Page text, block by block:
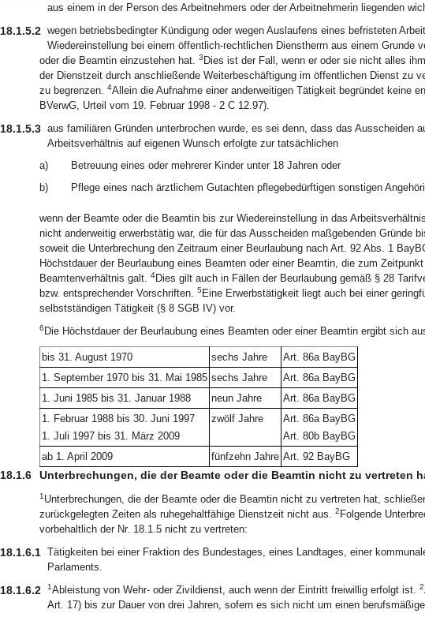
aus einem in der Person des Arbeitnehmers oder der Arbeitnehmerin liegenden
18.1.5.2 wegen betriebsbedingter Kündigung oder wegen Auslaufens eines befristeten
Wiedereinstellung bei einem öffentlich-rechtlichen Dienstherrn aus einem Grunde
oder die Beamtin einzustehen hat. 3 Dies ist der Fall, wenn er oder sie nicht alles
der Dienstzeit durch anschließende Weiterbeschäftigung im öffentlichen Dienst zu
zu begrenzen. 4Allein die Aufnahme einer anderweitigen Tätigkeit begründet keine
BVerwG, Urteil vom 19. Februar 1998 - 2 C 12.97).
18.1.5.3 aus familiären Gründen unterbrochen wurde, es sei denn, dass das Ausscheiden
Arbeitsverhältnis auf eigenen Wunsch erfolgte zur tatsächlichen
a)
Betreuung eines oder mehrerer Kinder unter 18 Jahren oder
b)
Pflege eines nach ärztlichem Gutachten pflegebedürftigen sonstigen
wenn der Beamte oder die Beamtin bis zur Wiedereinstellung in das
nicht anderweitig erwerbstätig war, die für das Ausscheiden maßgebenden Gründe
soweit die Unterbrechung den Zeitraum einer Beurlaubung nach Art. 92 Abs. 1
Höchstdauer der Beurlaubung eines Beamten oder einer Beamtin, die zum
Beamtenverhältnis galt. 4Dies gilt auch in Fällen der Beurlaubung gemäß § 28
bzw. entsprechender Vorschriften. 5 Eine Erwerbstätigkeit liegt auch bei einer
selbstständigen Tätigkeit (§ 8 SGB IV) vor.
6 Die Höchstdauer der Beurlaubung eines Beamten oder einer Beamtin ergibt sich
bis 31. August 1970 sechs Jahre
Art. 86a BayBG
1. September 1970 bis 31. Mai 1985 sechs Jahre
Art. 86a BayBG
1. Juni 1985 bis 31. Januar 1988
neun Jahre
Art. 86a BayBG
1. Februar 1988 bis 30. Juni 1997
1. Juli 1997 bis 31. März 2009
zwölf Jahre
Art. 86a BayBG
Art. 80b BayBG
ab 1. April 2009
fünfzehn Jahre Art. 92 BayBG
18.1.6 Unterbrechungen, die der Beamte oder die Beamtin nicht zu vertreten
1Unterbrechungen, die der Beamte oder die Beamtin nicht zu vertreten hat,
zurückgelegten Zeiten als ruhegehaltfähige Dienstzeit nicht aus. 2 Folgende
vorbehaltlich der Nr. 18.1.5 nicht zu vertreten:
18.1.6.1 Tätigkeiten bei einer Fraktion des Bundestages, eines Landtages, einer
Parlaments.
18.1.6.2 1Ableistung von Wehr- oder Zivildienst, auch wenn der Eintritt freiwillig erfolgt ist. 2
Art. 17) bis zur Dauer von drei Jahren, sofern es sich nicht um einen